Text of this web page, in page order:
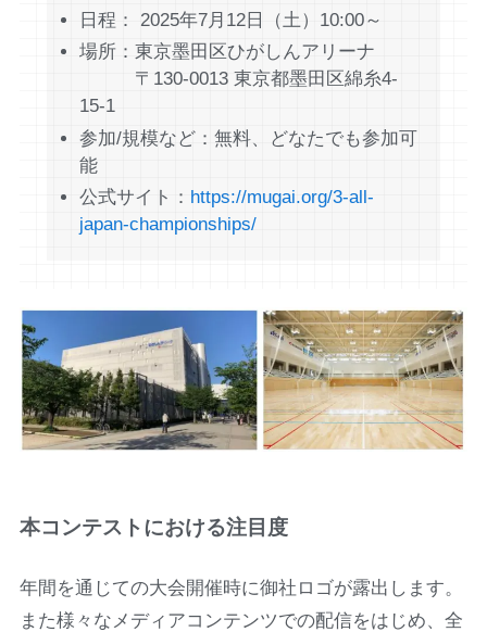
日程： 2025年7月12日（土）10:00～
場所：東京墨田区ひがしんアリーナ
〒130-0013 東京都墨田区綿糸4-
15-1
参加/規模など：無料、どなたでも参加可
能
公式サイト： https://mugai.org/3-all-
japan-championships/
本コンテストにおける注目度
年間を通じての大会開催時に御社ロゴが露出します。
また様々なメディアコンテンツでの配信をはじめ、全